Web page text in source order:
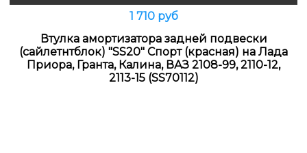
1 710 руб
Втулка амортизатора задней подвески
(сайлетнтблок) "SS20" Спорт (красная) на Лада
Приора, Гранта, Калина, ВАЗ 2108-99, 2110-12,
2113-15 (SS70112)